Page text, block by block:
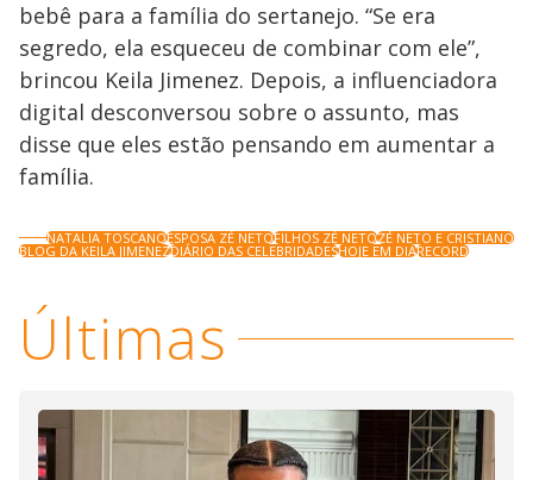
bebê para a família do sertanejo. “Se era
segredo, ela esqueceu de combinar com ele”,
brincou Keila Jimenez. Depois, a influenciadora
digital desconversou sobre o assunto, mas
disse que eles estão pensando em aumentar a
família.
NATALIA TOSCANOESPOSA ZÉ NETOFILHOS ZÉ NETOZÉ NETO E CRISTIANO
BLOG DA KEILA JIMENEZDIÁRIO DAS CELEBRIDADESHOJE EM DIARECORD
Últimas